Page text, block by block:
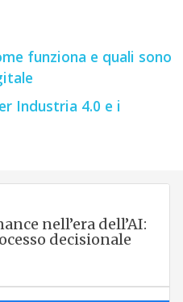
funziona e quali sono
Industria 4.0 e i
nell’era dell’AI:
decisionale